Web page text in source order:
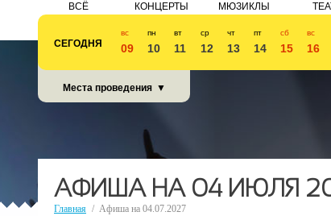
ВСЁ КОНЦЕРТЫ МЮЗИКЛЫ
СЕГОДНЯ
вс
09
пн
10
вт
11
ср
12
чт
13
пт
14
сб
15
вс
16
Места проведения ▼
АФИША НА 04 ИЮЛЯ
Главная / Афиша на 04.07.2027